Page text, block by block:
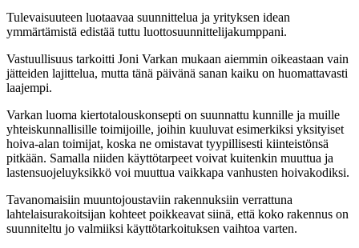
Tulevaisuuteen luotaavaa suunnittelua ja yrityksen idean
ymmärtämistä edistää tuttu luottosuunnittelijakumppani.
Vastuullisuus tarkoitti Joni Varkan mukaan aiemmin oikeastaan vain
jätteiden lajittelua, mutta tänä päivänä sanan kaiku on huomattavasti
laajempi.
Varkan luoma kiertotalouskonsepti on suunnattu kunnille ja muille
yhteiskunnallisille toimijoille, joihin kuuluvat esimerkiksi yksityiset
hoiva-alan toimijat, koska ne omistavat tyypillisesti kiinteistönsä
pitkään. Samalla niiden käyttötarpeet voivat kuitenkin muuttua ja
lastensuojeluyksikkö voi muuttua vaikkapa vanhusten hoivakodiksi.
Tavanomaisiin muuntojoustaviin rakennuksiin verrattuna
lahtelaisurakoitsijan kohteet poikkeavat siinä, että koko rakennus on
suunniteltu jo valmiiksi käyttötarkoituksen vaihtoa varten.